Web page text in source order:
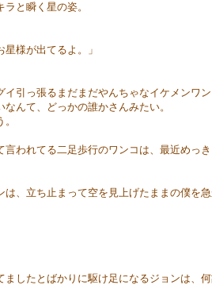
と瞬く星の姿。
星様が出てるよ。」
引っ張るまだまだやんちゃなイケメンワン
んて、どっかの誰かさんみたい。
われてる二足歩行のワンコは、最近めっ
、立ち止まって空を見上げたままの僕を急
したとばかりに駆け足になるジョンは、何